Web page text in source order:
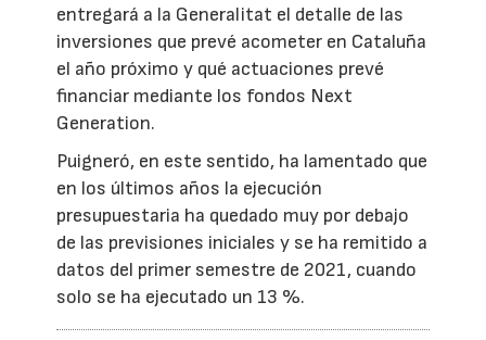
entregará a la Generalitat el detalle de las
inversiones que prevé acometer en Cataluña
el año próximo y qué actuaciones prevé
financiar mediante los fondos Next
Generation.
Puigneró, en este sentido, ha lamentado que
en los últimos años la ejecución
presupuestaria ha quedado muy por debajo
de las previsiones iniciales y se ha remitido a
datos del primer semestre de 2021, cuando
solo se ha ejecutado un 13 %.